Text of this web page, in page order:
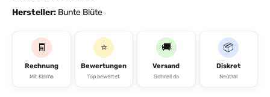
Hersteller: Bunte Blüte
🧾
Rechnung
Mit Klarna
⭐
Bewertungen
Top bewertet
🚚
Versand
Schnell da
📦
Diskret
Neutral